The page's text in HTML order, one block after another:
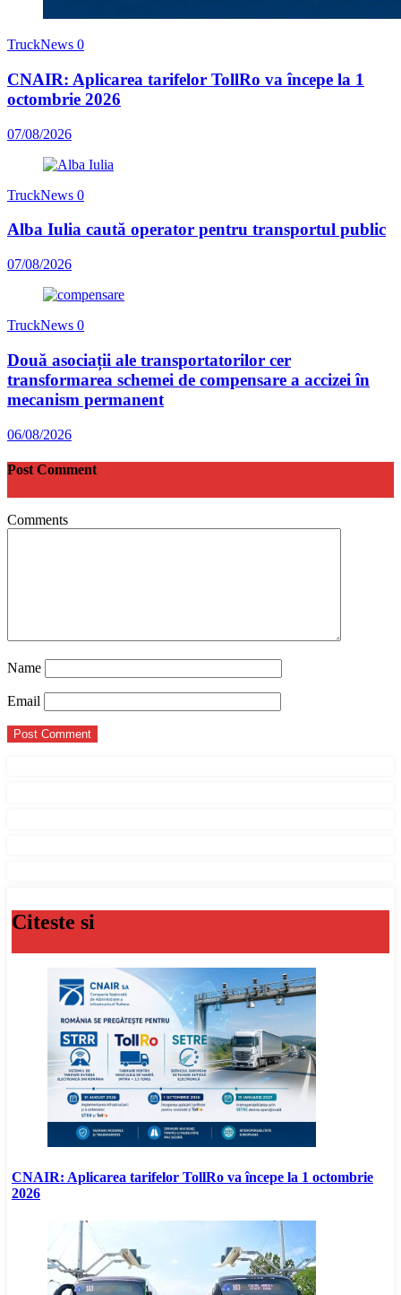
TruckNews 0
CNAIR: Aplicarea tarifelor TollRo va începe la 1
octombrie 2026
07/08/2026
TruckNews 0
Alba Iulia caută operator pentru transportul public
07/08/2026
TruckNews 0
Două asociații ale transportatorilor cer
transformarea schemei de compensare a accizei în
mecanism permanent
06/08/2026
Post Comment
Comments
Name
Email
Citeste si
CNAIR: Aplicarea tarifelor TollRo va începe la 1 octombrie
2026